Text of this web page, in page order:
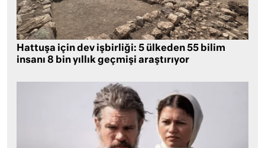
Hattuşa için dev işbirliği: 5 ülkeden 55 bilim
insanı 8 bin yıllık geçmişi araştırıyor